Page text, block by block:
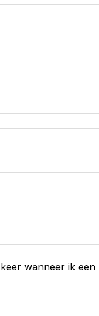
wanneer ik een